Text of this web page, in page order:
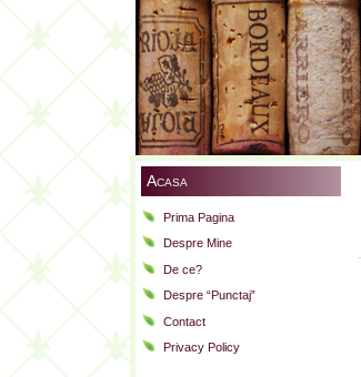
Acasa
Prima Pagina
Despre Mine
De ce?
Despre “Punctaj”
Contact
Privacy Policy